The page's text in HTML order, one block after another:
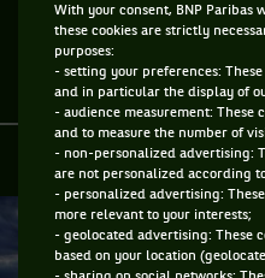
With your consent, BNP Paribas
these cookies are strictly
purposes:
- setting your preferences:
and in particular the display of
- audience measurement: These
and to measure the number of
- non-personalized advertising:
are not personalized according
- personalized advertising:
more relevant to your interests;
- geolocated advertising: These
based on your location